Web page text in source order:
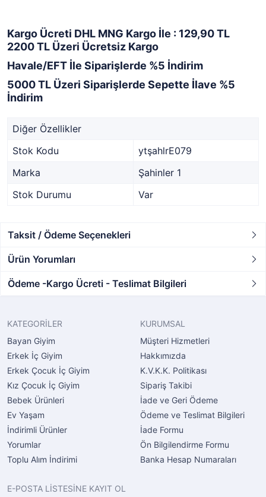
Kargo Ücreti DHL MNG Kargo İle : 129,90 TL
2200 TL Üzeri Ücretsiz Kargo
Havale/EFT İle Siparişlerde %5 İndirim
5000 TL Üzeri Siparişlerde Sepette İlave %5
İndirim
Diğer Özellikler
Stok Kodu
ytşahlrE079
Marka
Şahinler 1
Stok Durumu
Var
Taksit / Ödeme Seçenekleri
Ürün Yorumları
Ödeme -Kargo Ücreti - Teslimat Bilgileri
KATEGORİLER
Bayan Giyim
Erkek İç Giyim
Erkek Çocuk İç Giyim
Kız Çocuk İç Giyim
Bebek Ürünleri
Ev Yaşam
İndirimli Ürünler
Yorumlar
Toplu Alım İndirimi
KURUMSAL
Müşteri Hizmetleri
Hakkımızda
K.V.K.K. Politikası
Sipariş Takibi
İade ve Geri Ödeme
Ödeme ve Teslimat Bilgileri
İade Formu
Ön Bilgilendirme Formu
Banka Hesap Numaraları
E-POSTA LİSTESİNE KAYIT OL